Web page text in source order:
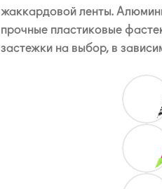
жаккардовой ленты.
прочные пластиковые
застежки на выбор, в